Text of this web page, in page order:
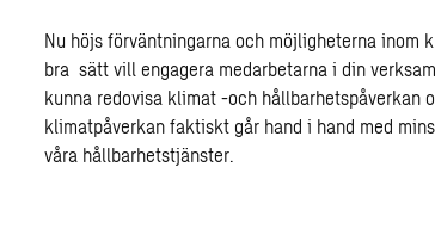
Nu höjs förväntningarna och möjligheterna inom
bra sätt vill engagera medarbetarna i din
kunna redovisa klimat -och hållbarhetspåverkan
klimatpåverkan faktiskt går hand i hand med
våra hållbarhetstjänster.